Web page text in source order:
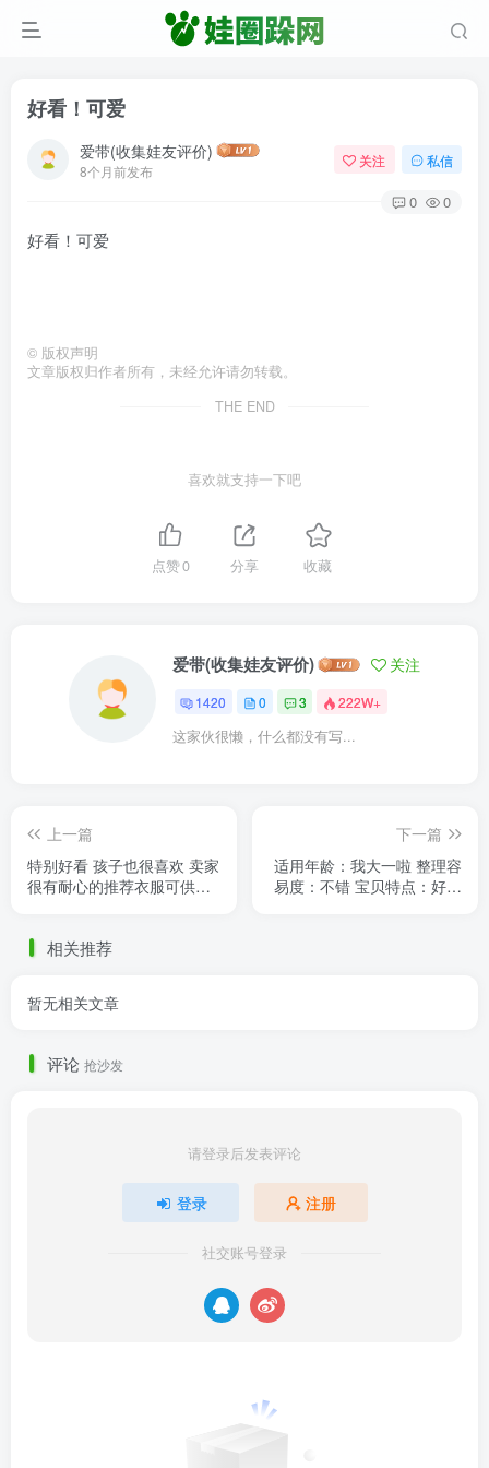
好看！可爱
爱带(收集娃友评价)
8个月前发布
关注 私信
0 0
好看！可爱
© 版权声明
文章版权归作者所有，未经允许请勿转载。
THE END
喜欢就支持一下吧
点赞0 分享 收藏
爱带(收集娃友评价) 关注
1420 0 3 222W+
这家伙很懒，什么都没有写...
上一篇
特别好看 孩子也很喜欢 卖家
很有耐心的推荐衣服可供挑
下一篇
适用年龄：我大一啦 整理容
易度：不错 宝贝特点：好看
相关推荐
暂无相关文章
评论 抢沙发
请登录后发表评论
登录 注册
社交账号登录